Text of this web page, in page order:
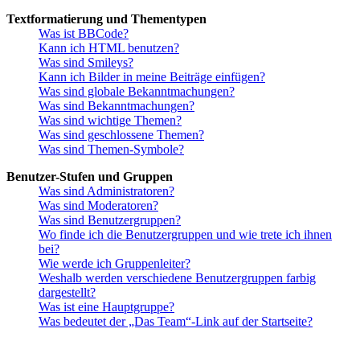
Textformatierung und Thementypen
Was ist BBCode?
Kann ich HTML benutzen?
Was sind Smileys?
Kann ich Bilder in meine Beiträge einfügen?
Was sind globale Bekanntmachungen?
Was sind Bekanntmachungen?
Was sind wichtige Themen?
Was sind geschlossene Themen?
Was sind Themen-Symbole?
Benutzer-Stufen und Gruppen
Was sind Administratoren?
Was sind Moderatoren?
Was sind Benutzergruppen?
Wo finde ich die Benutzergruppen und wie trete ich ihnen
bei?
Wie werde ich Gruppenleiter?
Weshalb werden verschiedene Benutzergruppen farbig
dargestellt?
Was ist eine Hauptgruppe?
Was bedeutet der „Das Team“-Link auf der Startseite?